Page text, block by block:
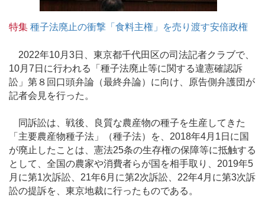
特集 種子法廃止の衝撃「食料主権」を売り渡す安倍政権
2022年10月3日、東京都千代田区の司法記者クラブで、
10月7日に行われる「種子法廃止等に関する違憲確認訴
訟」第８回口頭弁論（最終弁論）に向け、原告側弁護団が
記者会見を行った。
同訴訟は、戦後、良質な農産物の種子を生産してきた
「主要農産物種子法」（種子法）を、2018年4月1日に国
が廃止したことは、憲法25条の生存権の保障等に抵触する
として、全国の農家や消費者らが国を相手取り、2019年5
月に第1次訴訟、21年6月に第2次訴訟、22年4月に第3次訴
訟の提訴を、東京地裁に行ったものである。